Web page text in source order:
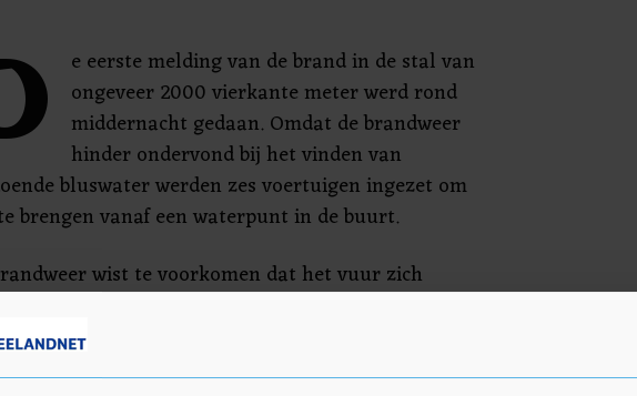
e eerste melding van de brand in de stal van
ongeveer 2000 vierkante meter werd rond
middernacht gedaan. Omdat de brandweer
hinder ondervond bij het vinden van
bluswater werden zes voertuigen ingezet om
brengen vanaf een waterpunt in de buurt.
wist te voorkomen dat het vuur zich
aantal brandweervoertuigen aanwezig om na te
zegt een woordvoerder.